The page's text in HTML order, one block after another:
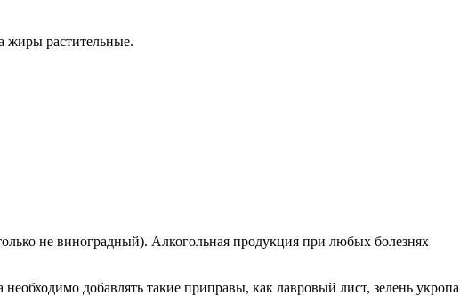
жиры растительные.
не виноградный). Алкогольная продукция при любых болезнях
добавлять такие приправы, как лавровый лист, зелень укропа